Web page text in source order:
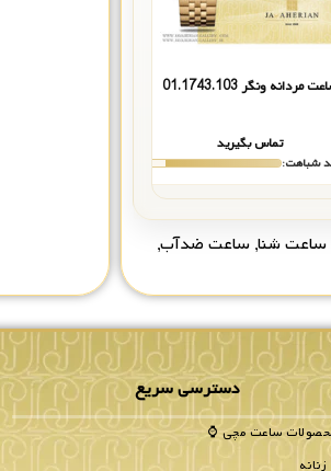
مردانه ونگر 01.1743.103
تماس بگیرید
شباهت:
ساعت شنا, ساعت ضدآب,
دسترسی سریع
ساعت مچی ⌚